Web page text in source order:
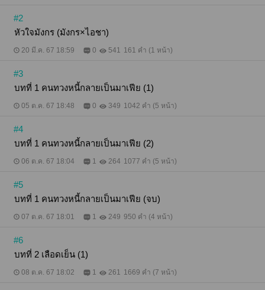
#2
หัวใจมังกร (มังกร×ไอชา)
20 มี.ค. 67 18:59 0 541 161 คำ (1 หน้า)
#3
บทที่ 1 คนทวงหนี้กลายเป็นมาเฟีย (1)
05 ต.ค. 67 18:48 0 349 1042 คำ (5 หน้า)
#4
บทที่ 1 คนทวงหนี้กลายเป็นมาเฟีย (2)
06 ต.ค. 67 18:04 1 264 1077 คำ (5 หน้า)
#5
บทที่ 1 คนทวงหนี้กลายเป็นมาเฟีย (จบ)
07 ต.ค. 67 18:01 1 249 950 คำ (4 หน้า)
#6
บทที่ 2 เลือดเย็น (1)
08 ต.ค. 67 18:02 1 261 1669 คำ (7 หน้า)